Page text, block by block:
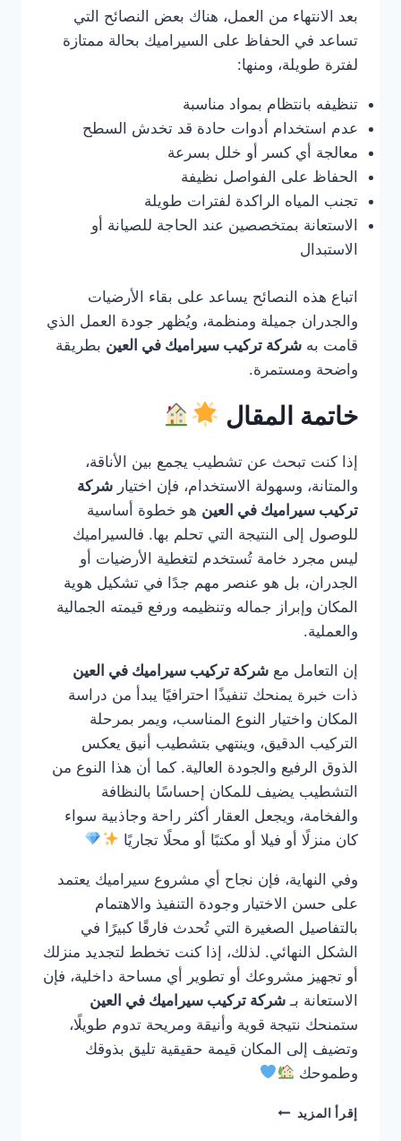
بعد الانتهاء من العمل، هناك بعض النصائح التي
تساعد في الحفاظ على السيراميك بحالة ممتازة
لفترة طويلة، ومنها:
تنظيفه بانتظام بمواد مناسبة
عدم استخدام أدوات حادة قد تخدش السطح
معالجة أي كسر أو خلل بسرعة
الحفاظ على الفواصل نظيفة
تجنب المياه الراكدة لفترات طويلة
الاستعانة بمتخصصين عند الحاجة للصيانة أو
الاستبدال
اتباع هذه النصائح يساعد على بقاء الأرضيات
والجدران جميلة ومنظمة، ويُظهر جودة العمل الذي
قامت به شركة تركيب سيراميك في العين بطريقة
واضحة ومستمرة.
خاتمة المقال
إذا كنت تبحث عن تشطيب يجمع بين الأناقة،
والمتانة، وسهولة الاستخدام، فإن اختيار شركة
تركيب سيراميك في العين هو خطوة أساسية
للوصول إلى النتيجة التي تحلم بها. فالسيراميك
ليس مجرد خامة تُستخدم لتغطية الأرضيات أو
الجدران، بل هو عنصر مهم جدًا في تشكيل هوية
المكان وإبراز جماله وتنظيمه ورفع قيمته الجمالية
والعملية.
إن التعامل مع شركة تركيب سيراميك في العين
ذات خبرة يمنحك تنفيذًا احترافيًا يبدأ من دراسة
المكان واختيار النوع المناسب، ويمر بمرحلة
التركيب الدقيق، وينتهي بتشطيب أنيق يعكس
الذوق الرفيع والجودة العالية. كما أن هذا النوع من
التشطيب يضيف للمكان إحساسًا بالنظافة
والفخامة، ويجعل العقار أكثر راحة وجاذبية سواء
كان منزلًا أو فيلا أو مكتبًا أو محلًا تجاريًا
وفي النهاية، فإن نجاح أي مشروع سيراميك يعتمد
على حسن الاختيار وجودة التنفيذ والاهتمام
بالتفاصيل الصغيرة التي تُحدث فارقًا كبيرًا في
الشكل النهائي. لذلك، إذا كنت تخطط لتجديد منزلك
أو تجهيز مشروعك أو تطوير أي مساحة داخلية، فإن
الاستعانة بـ شركة تركيب سيراميك في العين
ستمنحك نتيجة قوية وأنيقة ومريحة تدوم طويلًا،
وتضيف إلى المكان قيمة حقيقية تليق بذوقك
وطموحك
إقرأ المزيد شركة